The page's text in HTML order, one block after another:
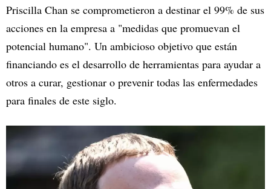
Priscilla Chan se comprometieron a destinar el 99% de sus
acciones en la empresa a "medidas que promuevan el
potencial humano". Un ambicioso objetivo que están
financiando es el desarrollo de herramientas para ayudar a
otros a curar, gestionar o prevenir todas las enfermedades
para finales de este siglo.